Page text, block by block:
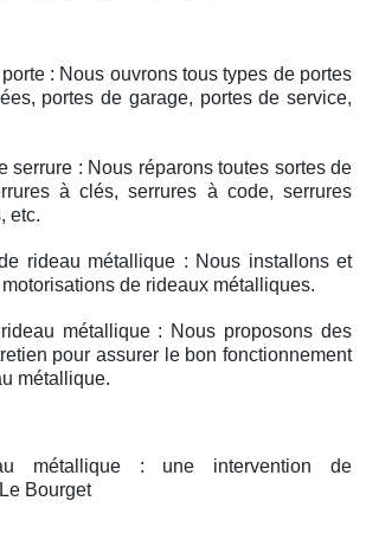
: Nous ouvrons tous types de portes
portes de garage, portes de service,
serrure : Nous réparons toutes sortes de
à clés, serrures à code, serrures
etc.
rideau métallique : Nous installons et
de rideaux métalliques.
métallique : Nous proposons des
pour assurer le bon fonctionnement
métallique.
métallique : une intervention de
Bourget